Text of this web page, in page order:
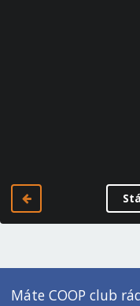
Máte COOP club